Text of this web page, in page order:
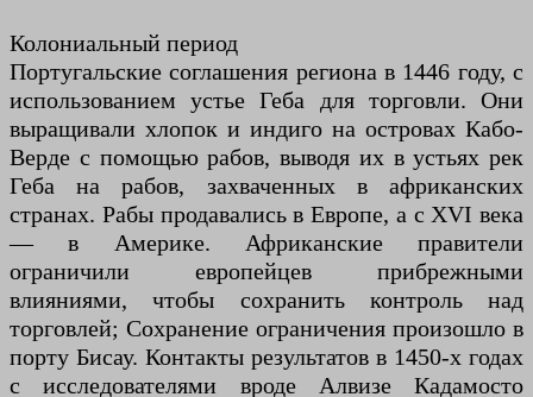
Колониальный период
Португальские соглашения региона в 1446 году, с
использованием устье Геба для торговли. Они
выращивали хлопок и индиго на островах Кабо-
Верде с помощью рабов, выводя их в устьях рек
Геба на рабов, захваченных в африканских
странах. Рабы продавались в Европе, а с XVI века
— в Америке. Африканские правители
ограничили европейцев прибрежными
влияниями, чтобы сохранить контроль над
торговлей; Сохранение ограничения произошло в
порту Бисау. Контакты результатов в 1450-х годах
с исследователями вроде Алвизе Кадамосто